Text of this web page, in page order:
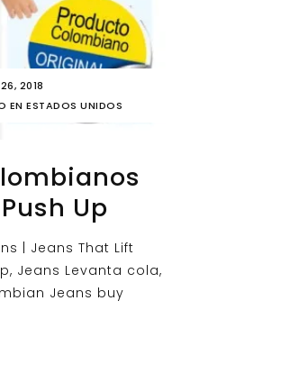
2018
EN ESTADOS UNIDOS
Up
| Jeans That Lift
Jeans Levanta cola,
Jeans buy